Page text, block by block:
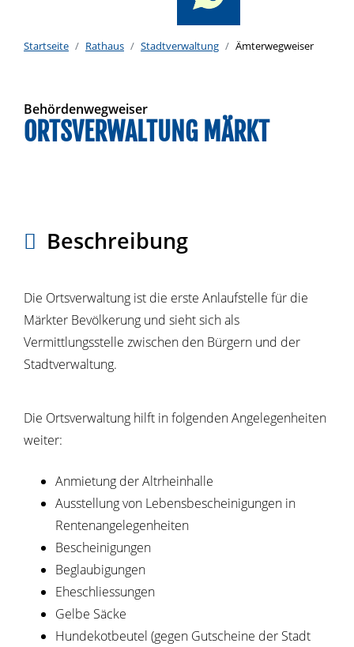
Startseite Rathaus Stadtverwaltung Ämterwegweiser
Behördenwegweiser
ORTSVERWALTUNG MÄRKT
Beschreibung
Die Ortsverwaltung ist die erste Anlaufstelle für die
Märkter Bevölkerung und sieht sich als
Vermittlungsstelle zwischen den Bürgern und der
Stadtverwaltung.
Die Ortsverwaltung hilft in folgenden Angelegenheiten
weiter:
Anmietung der Altrheinhalle
Ausstellung von Lebensbescheinigungen in
Rentenangelegenheiten
Bescheinigungen
Beglaubigungen
Eheschliessungen
Gelbe Säcke
Hundekotbeutel (gegen Gutscheine der Stadt